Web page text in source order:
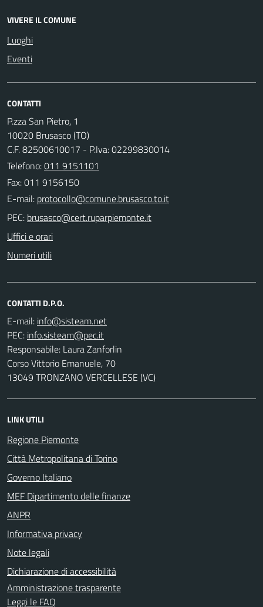
VIVERE IL COMUNE
Luoghi
Eventi
CONTATTI
P.zza San Pietro, 1
10020 Brusasco (TO)
C.F. 82500610017 - P.Iva: 02299830014
Telefono:011 9151101
Fax: 011 9156150
E-mail:
PEC:
Uffici e orari
Numeri utili
CONTATTI D.P.O.
E-mail:
PEC:
Responsabile: Laura Zanforlin
Corso Vittorio Emanuele, 70
13049 TRONZANO VERCELLESE (VC)
LINK UTILI
Regione Piemonte
Città Metropolitana di Torino
Governo Italiano
MEF Dipartimento delle finanze
ANPR
Informativa privacy
Note legali
Dichiarazione di accessibilità
Amministrazione trasparente
Leggi le FAQ